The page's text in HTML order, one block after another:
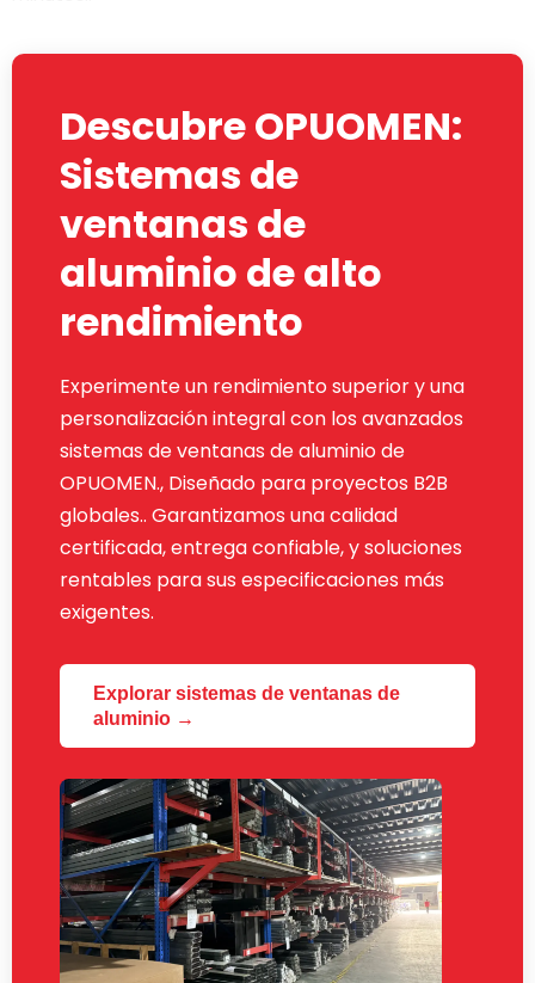
Descubre OPUOMEN:
Sistemas de
ventanas de
aluminio de alto
rendimiento
Experimente un rendimiento superior y una
personalización integral con los avanzados
sistemas de ventanas de aluminio de
OPUOMEN., Diseñado para proyectos B2B
globales.. Garantizamos una calidad
certificada, entrega confiable, y soluciones
rentables para sus especificaciones más
exigentes.
Explorar sistemas de ventanas de
aluminio →